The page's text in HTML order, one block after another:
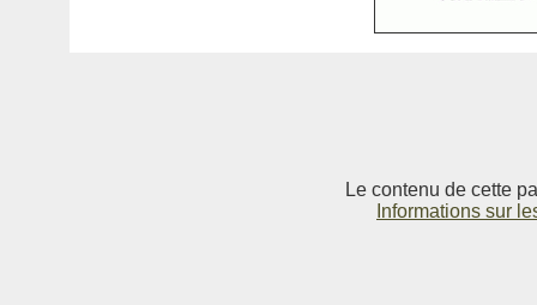
Le contenu de cette
Informations sur